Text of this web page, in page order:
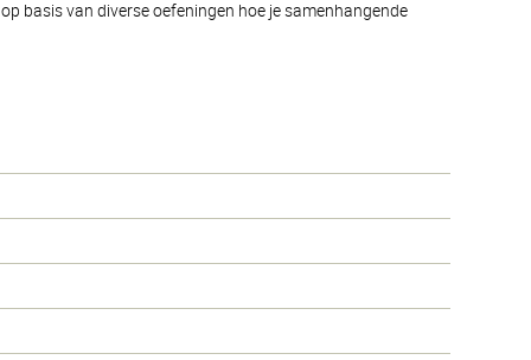
basis van diverse oefeningen hoe je samenhangende